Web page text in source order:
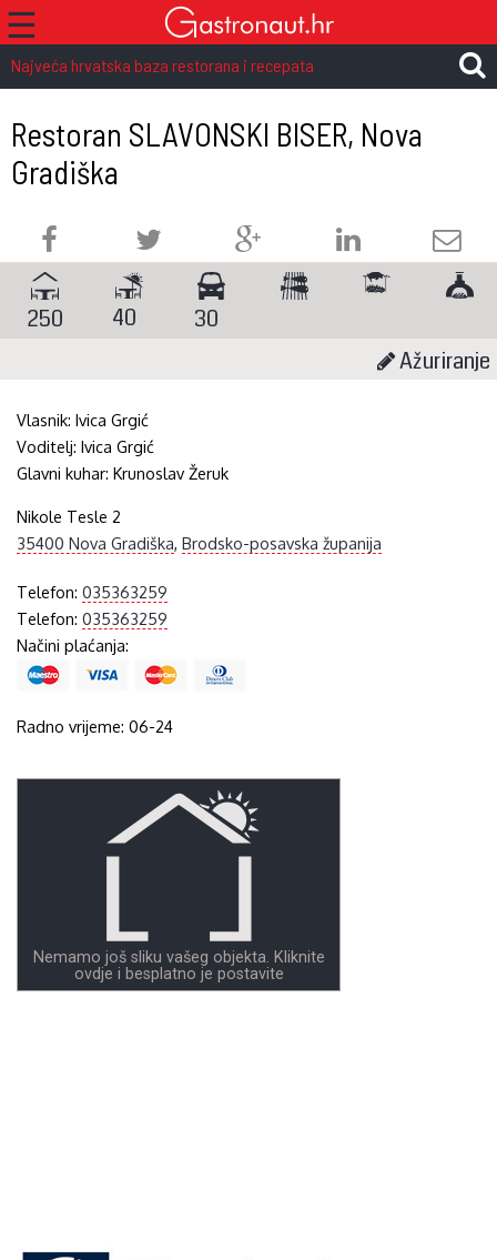
☰
Najveća hrvatska baza restorana i recepata
Restoran SLAVONSKI BISER, Nova
Gradiška
250 40
30
Ažuriranje
Vlasnik:Ivica Grgić
Voditelj:Ivica Grgić
Glavni kuhar:Krunoslav Žeruk
Nikole Tesle 2
35400 Nova Gradiška,Brodsko-posavska županija
Telefon:035363259
Telefon:035363259
Načini plaćanja:
Radno vrijeme: 06-24
Nemamo još sliku vašeg objekta. Kliknite
ovdje i besplatno je postavite